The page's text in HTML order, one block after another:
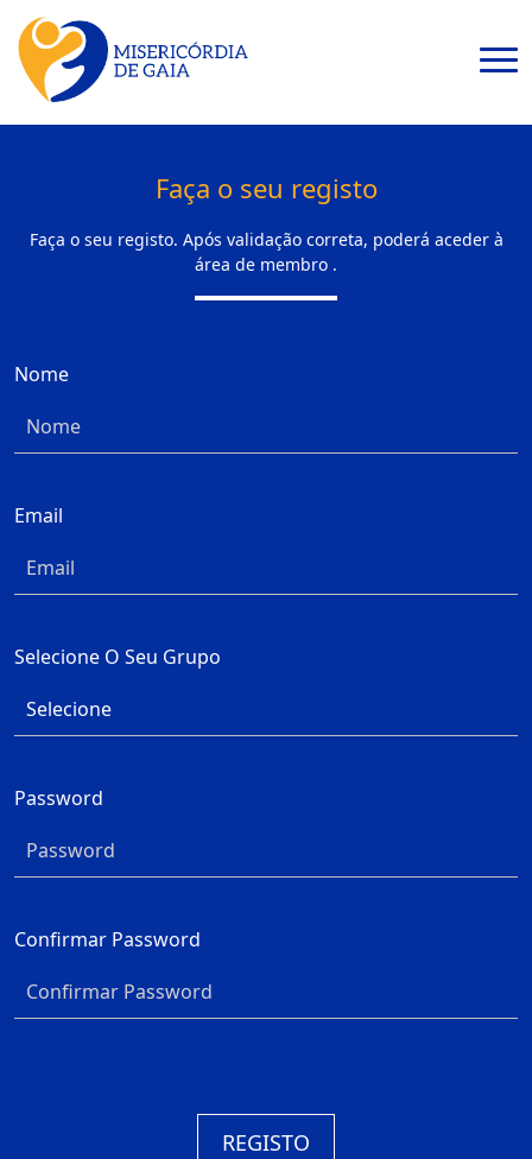
Faça o seu registo
Faça o seu registo. Após validação correta, poderá aceder à
área de membro .
Nome
Email
Selecione O Seu Grupo
Password
Confirmar Password
REGISTO